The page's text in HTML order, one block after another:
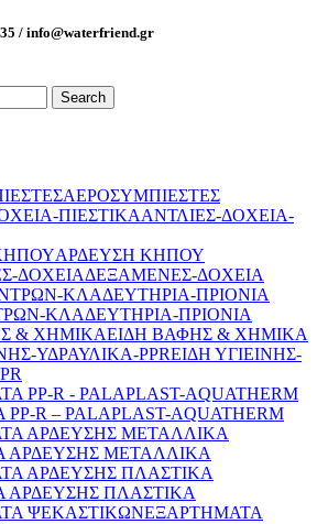
/ info@waterfriend.gr
Search
ΑΕΡΟΣΥΜΠΙΕΣΤΕΣ
ΑΝΤΛΙΕΣ-ΔΟΧΕΙΑ-
ΑΡΔΕΥΣΗ ΚΗΠΟΥ
ΔΕΞΑΜΕΝΕΣ-ΔΟΧΕΙΑ
ΚΛΑΔΕΥΤΗΡΙΑ-ΠΡΙΟΝΙΑ
ΕΙΔΗ ΒΑΦΗΣ & ΧΗΜΙΚΑ
ΕΙΔΗ ΥΓΙΕΙΝΗΣ-
R – PALAPLAST-AQUATHERM
ΑΡΔΕΥΣΗΣ ΜΕΤΑΛΛΙΚΑ
ΑΡΔΕΥΣΗΣ ΠΛΑΣΤΙΚΑ
ΕΞΑΡΤΗΜΑΤΑ